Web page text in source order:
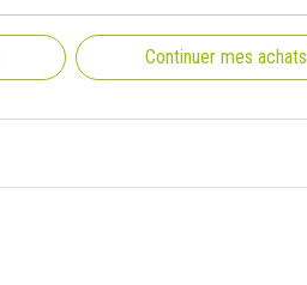
Continuer mes achats